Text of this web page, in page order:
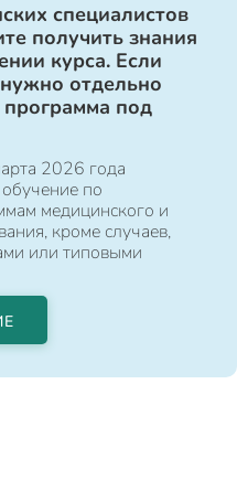
специалистов
получить знания
курса. Если
отдельно
под
2026 года
по
медицинского и
кроме случаев,
или типовыми